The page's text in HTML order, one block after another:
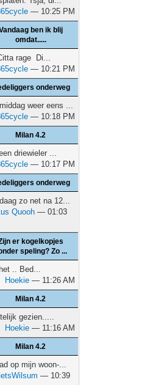
— 10:25 PM
ben ik blij
omdat.....
rage Di...
— 10:21 PM
onderweg
weer eens ...
— 10:18 PM
Milan 4.2
driewieler ...
— 10:17 PM
onderweg
zo net na 12...
Quooh — 01:03
er kogelkopjes
speling? Zo ...
.. Bed...
Hoekie — 11:26 AM
Milan 4.2
gezien.....
Hoekie — 11:16 AM
Milan 4.2
op mijn woon-...
— 10:39